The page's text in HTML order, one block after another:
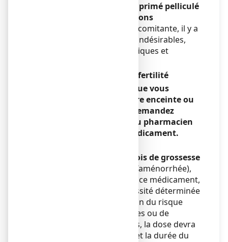
IBUPRADOLL 400 mg, comprimé pelliculé
avec des aliments et boissons
En cas de prise d’alcool concomitante, il y a
un plus fort risque d’effets indésirables,
notamment les effets gastriques et
Grossesse, allaitement et fertilité
Si vous êtes enceinte ou que vous
allaitez, si vous pensez être enceinte ou
planifiez une grossesse, demandez
conseil à votre médecin ou pharmacien
avant de prendre tout médicament.
mois de grossesse
semaine d’aménorrhée),
vous ne devez pas prendre ce médicament,
sauf en cas d’absolue nécessité déterminée
par votre médecin, en raison du risque
potentiel de fausses couches ou de
malformations. Dans ce cas, la dose devra
être la plus faible possible et la durée du